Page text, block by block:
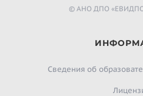
© АНО ДПО
Сведения об